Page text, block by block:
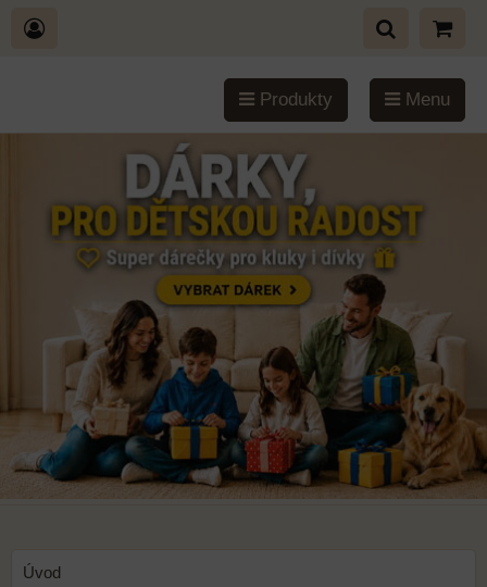
Produkty Menu
Úvod